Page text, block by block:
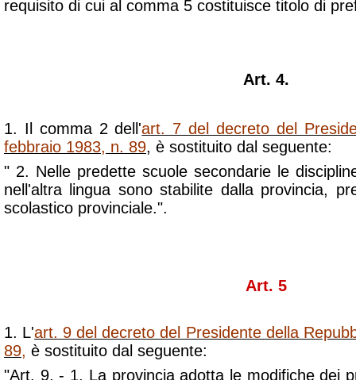
requisito di cui al comma 5 costituisce titolo di
Art. 4.
1. Il comma 2 dell'art. 7 del decreto del
febbraio 1983, n. 89, è sostituito dal seguente:
" 2. Nelle predette scuole secondarie le
nell'altra lingua sono stabilite dalla provincia,
scolastico provinciale.".
Art. 5
1. L'art. 9 del decreto del Presidente della
89, è sostituito dal seguente:
"Art. 9. - 1. La provincia adotta le modifiche dei